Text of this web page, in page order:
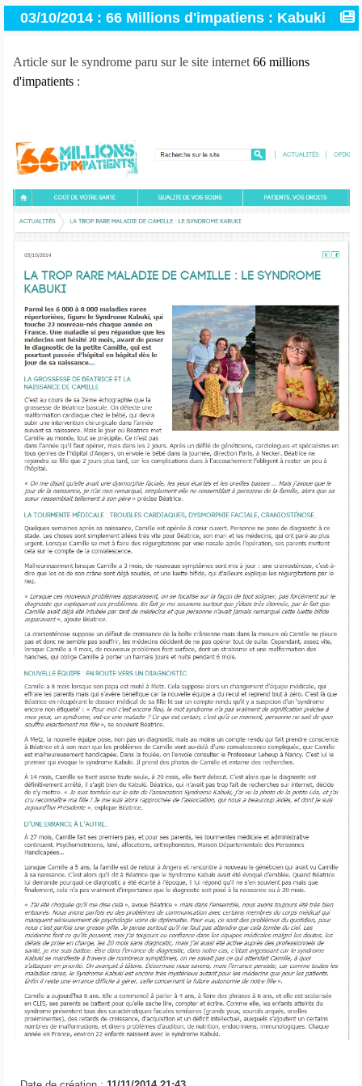
03/10/2014 : 66 Millions d'impatiens : Kabuki
Article sur le syndrome paru sur le site internet 66 millions
d'impatients: